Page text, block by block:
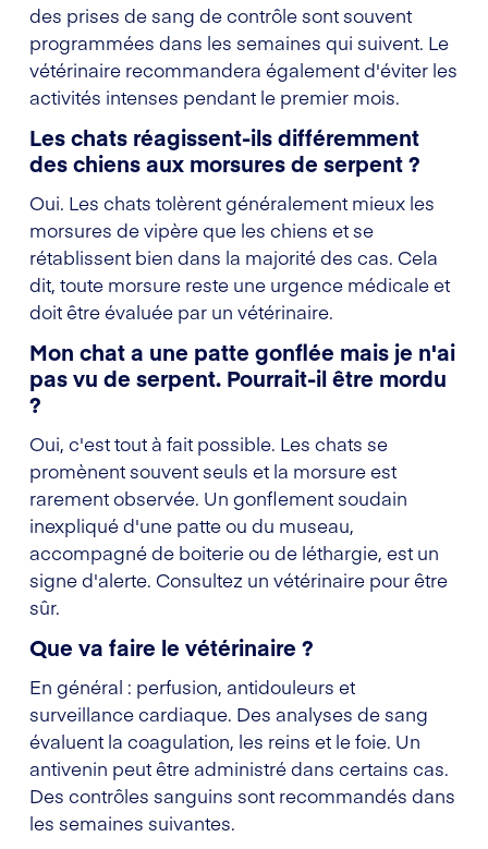
des prises de sang de contrôle sont souvent
programmées dans les semaines qui suivent. Le
vétérinaire recommandera également d'éviter les
activités intenses pendant le premier mois.
Les chats réagissent-ils différemment
des chiens aux morsures de serpent ?
Oui. Les chats tolèrent généralement mieux les
morsures de vipère que les chiens et se
rétablissent bien dans la majorité des cas. Cela
dit, toute morsure reste une urgence médicale et
doit être évaluée par un vétérinaire.
Mon chat a une patte gonflée mais je n'ai
pas vu de serpent. Pourrait-il être mordu
?
Oui, c'est tout à fait possible. Les chats se
promènent souvent seuls et la morsure est
rarement observée. Un gonflement soudain
inexpliqué d'une patte ou du museau,
accompagné de boiterie ou de léthargie, est un
signe d'alerte. Consultez un vétérinaire pour être
sûr.
Que va faire le vétérinaire ?
En général : perfusion, antidouleurs et
surveillance cardiaque. Des analyses de sang
évaluent la coagulation, les reins et le foie. Un
antivenin peut être administré dans certains cas.
Des contrôles sanguins sont recommandés dans
les semaines suivantes.